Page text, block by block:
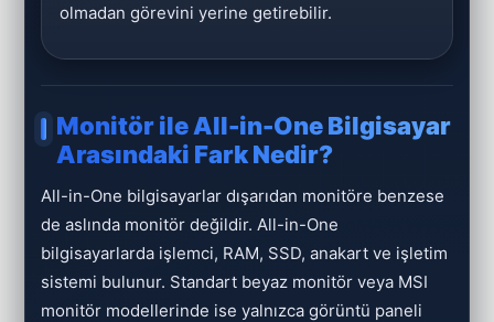
olmadan görevini yerine getirebilir.
Monitör ile All-in-One Bilgisayar
Arasındaki Fark Nedir?
All-in-One bilgisayarlar dışarıdan monitöre benzese
de aslında monitör değildir. All-in-One
bilgisayarlarda işlemci, RAM, SSD, anakart ve işletim
sistemi bulunur. Standart beyaz monitör veya MSI
monitör modellerinde ise yalnızca görüntü paneli